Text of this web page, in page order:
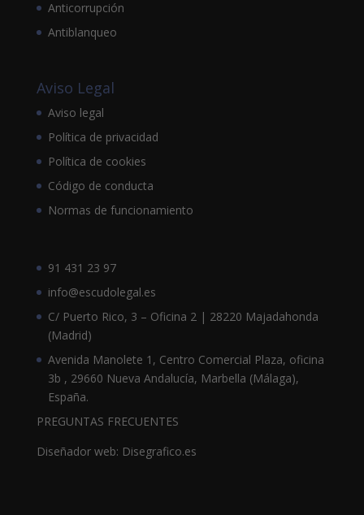
Anticorrupción
Antiblanqueo
Aviso Legal
Aviso legal
Política de privacidad
Política de cookies
Código de conducta
Normas de funcionamiento
91 431 23 97
info@escudolegal.es
C/ Puerto Rico, 3 – Oficina 2 | 28220 Majadahonda
(Madrid)
Avenida Manolete 1, Centro Comercial Plaza, oficina
3b , 29660 Nueva Andalucía, Marbella (Málaga),
España.
PREGUNTAS FRECUENTES
Diseñador web: Disegrafico.es